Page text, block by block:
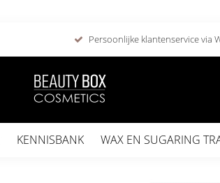
Persoonlijke klantenservice via
KENNISBANK WAX EN SUGARING